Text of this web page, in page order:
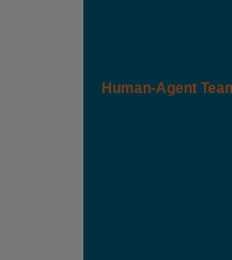
Human-Agent